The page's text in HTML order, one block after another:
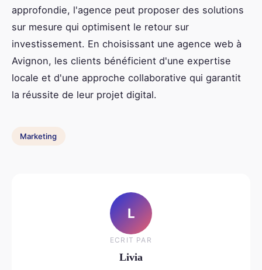
approfondie, l'agence peut proposer des solutions
sur mesure qui optimisent le retour sur
investissement. En choisissant une agence web à
Avignon, les clients bénéficient d'une expertise
locale et d'une approche collaborative qui garantit
la réussite de leur projet digital.
Marketing
L
ECRIT PAR
Livia